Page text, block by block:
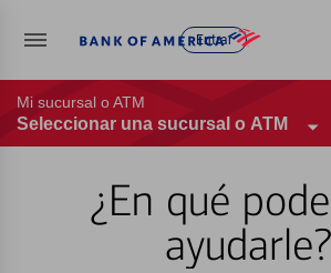
Entrar
Mi sucursal o ATM
Seleccionar una sucursal o ATM
¿En qué
ayudarle?